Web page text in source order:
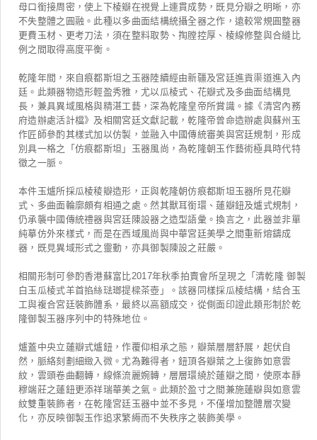
母口銜接周密，使上下棱瓣在視覺上連貫成勢，既見分瓣之明晰，亦
不失整體之圓融。此種以多曲面結構統攝全器之作，遠較常規圓整器
更費玉材、更考刀法，須在整料取勢、掏膛控厚、棱線修整與合縫比
例之間取得高度平衡。
乾隆年間，來自痕都斯坦之玉器陸續經由新疆及宮廷進貢渠道進入內
廷。此類器物造形輕盈秀雅，尤以瓜棱式、花瓣式及多曲面結構見
長，兼具異域風格與精湛工藝，深為乾隆皇帝所賞識。據《清宮內務
府造辦處活計檔》及相關宮廷文獻記載，乾隆帝曾命造辦處與蘇州玉
作匠師參酌其樣式加以仿製，並融入中國傳統審美與宮廷規制，形成
別具一格之「仿痕都斯坦」玉器風尚，為乾隆朝玉作藝術極具時代特
徵之一脈。
本件玉爐所採瓜棱稜瓣造形，正與乾隆朝仿痕都斯坦玉器所見花瓣
式、多曲面輪廓頗有相通之處。然其獸耳銜環、蓮瓣鈕及爐式規制，
仍承襲中國傳統禮器與宮廷陳設器之造型語彙。換言之，此器並非單
純摹仿外來樣式，而是在西域風尚與中華宮廷美學之間重新熔鑄成
器，既見異域形式之靈動，亦具御製陳設之莊嚴。
相關形制可參酌香港蘇富比2017年秋季拍賣會所呈現之「清乾隆 御製
白玉瓜棱式羊首掐絲琺瑯提樑茶壺」。該器同樣採瓜棱結構，結合玉
工與複合宮廷裝飾體系，最終以高額成交，從側面印證此類形制於乾
隆御製玉器序列中的特殊地位。
爐蓋中央立蓮瓣式爐鈕，作覆仰相承之態，瓣葉層層舒展，起伏自
然，脈絡刻劃細緻入微。尤為難得者，鈕頂各瓣葉之上復飾如意雲
紋，雲頭卷曲翻轉，線條流麗婉轉，層層環繞於蓮瓣之間，使原本靜
穆端莊之蓮鈕更添祥瑞華美之氣。此類於盈寸之間兼施蓮瓣與如意雲
紋雙重裝飾者，在乾隆宮廷玉器中並不多見，不僅增加整體層次變
化，亦反映御製玉作追求繁縟而不失秩序之裝飾美學。